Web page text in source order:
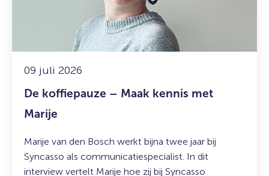
09 juli 2026
De koffiepauze – Maak kennis met
Marije
Marije van den Bosch werkt bijna twee jaar bij
Syncasso als communicatiespecialist. In dit
interview vertelt Marije hoe zij bij Syncasso